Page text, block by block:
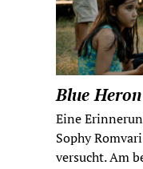
Blue
Eine
Sophy
versucht. Am